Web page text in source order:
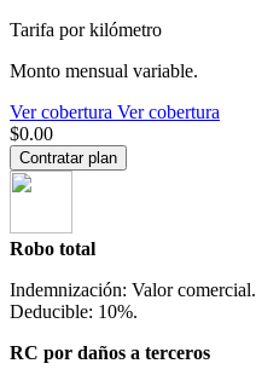
Tarifa por kilómetro
Monto mensual variable.
Ver cobertura Ver cobertura
$0.00
Contratar plan
Robo total
Indemnización: Valor comercial.
Deducible: 10%.
RC por daños a terceros